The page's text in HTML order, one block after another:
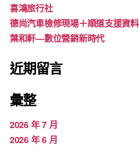
喜鴻旅行社
德尚汽車檢修現場＋順道支援資
葉和軒—數位營銷新時代
近期留言
彙整
2026 年 7 月
2026 年 6 月